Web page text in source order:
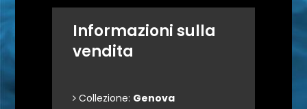
Informazioni sulla
vendita
Collezione: Genova